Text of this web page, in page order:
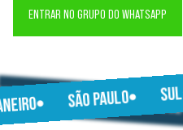
ENTRAR NO GRUPO DO WHATSAPP
SÃO PAULO SUL
SÃO PAULO SUL